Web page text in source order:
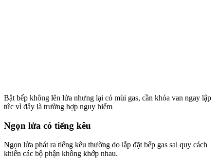
Bật bếp không lên lửa nhưng lại có mùi gas, cần khóa van ngay lập
tức vì đây là trường hợp nguy hiểm
Ngọn lửa có tiếng kêu
Ngọn lửa phát ra tiếng kêu thường do lắp đặt bếp gas sai quy cách
khiến các bộ phận không khớp nhau.